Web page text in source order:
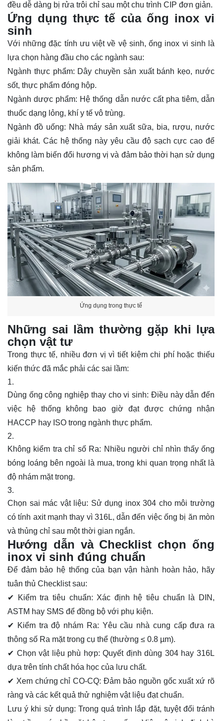
đều dễ dàng bị rửa trôi chỉ sau một chu trình CIP đơn giản.
Ứng dụng thực tế của ống inox vi
sinh
Với những đặc tính ưu việt về vệ sinh, ống inox vi sinh là
lựa chọn hàng đầu cho các ngành sau:
Ngành thực phẩm: Dây chuyền sản xuất bánh kẹo, nước
sốt, thực phẩm đóng hộp.
Ngành dược phẩm: Hệ thống dẫn nước cất pha tiêm, dẫn
thuốc dạng lỏng, khí y tế vô trùng.
Ngành đồ uống: Nhà máy sản xuất sữa, bia, rượu, nước
giải khát. Các hệ thống này yêu cầu độ sạch cực cao để
không làm biến đổi hương vị và đảm bảo thời hạn sử dụng
sản phẩm.
Ứng dụng trong thực tế
Những sai lầm thường gặp khi lựa
chọn vật tư
Trong thực tế, nhiều đơn vị vì tiết kiệm chi phí hoặc thiếu
kiến thức đã mắc phải các sai lầm:
Dùng ống công nghiệp thay cho vi sinh: Điều này dẫn đến
việc hệ thống không bao giờ đạt được chứng nhận
HACCP hay ISO trong ngành thực phẩm.
Không kiểm tra chỉ số Ra: Nhiều người chỉ nhìn thấy ống
bóng loáng bên ngoài là mua, trong khi quan trọng nhất là
độ nhám mặt trong.
Chọn sai mác vật liệu: Sử dụng inox 304 cho môi trường
có tính axit mạnh thay vì 316L, dẫn đến việc ống bị ăn mòn
và thủng chỉ sau một thời gian ngắn.
Hướng dẫn và Checklist chọn ống
inox vi sinh đúng chuẩn
Để đảm bảo hệ thống của bạn vận hành hoàn hảo, hãy
tuân thủ Checklist sau:
✔ Kiểm tra tiêu chuẩn: Xác định hệ tiêu chuẩn là DIN,
ASTM hay SMS để đồng bộ với phụ kiện.
✔ Kiểm tra độ nhám Ra: Yêu cầu nhà cung cấp đưa ra
thông số Ra mặt trong cụ thể (thường ≤ 0.8 µm).
✔ Chọn vật liệu phù hợp: Quyết định dùng 304 hay 316L
dựa trên tính chất hóa học của lưu chất.
✔ Xem chứng chỉ CO-CQ: Đảm bảo nguồn gốc xuất xứ rõ
ràng và các kết quả thử nghiệm vật liệu đạt chuẩn.
Lưu ý khi sử dụng: Trong quá trình lắp đặt, tuyệt đối tránh